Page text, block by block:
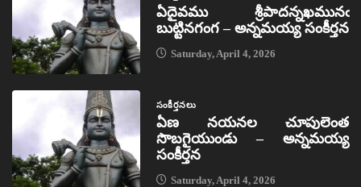
ఏదైవము శ్రీపాదన్నఖమునఁ
బుట్టినగంగ – అన్నమయ్య సంకీర్తన
Saturday, April 4, 2026
సంకీర్తనలు
ఏణ నయనల చూపులెంత
సొబగైయుండు – అన్నమయ్య
సంకీర్తన
Saturday, April 4, 2026